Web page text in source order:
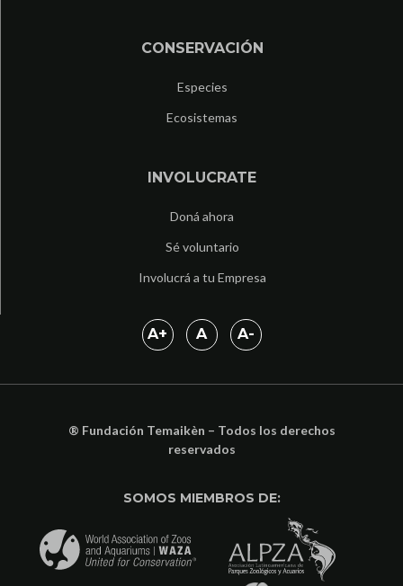
CONSERVACIÓN
Especies
Ecosistemas
INVOLUCRATE
Doná ahora
Sé voluntario
Involucrá a tu Empresa
A+ A A-
® Fundación Temaikèn – Todos los derechos
reservados
SOMOS MIEMBROS DE: